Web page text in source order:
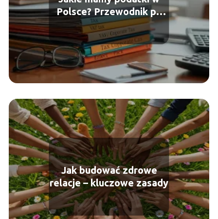
Polsce? Przewodnik po
systemie podatkowym
Jak budować zdrowe
relacje – kluczowe zasady